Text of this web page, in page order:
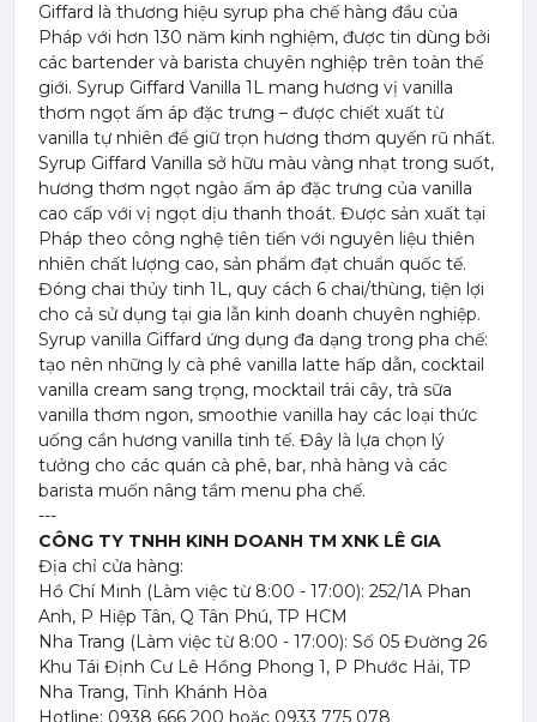
Giffard là thương hiệu syrup pha chế hàng đầu của
Pháp với hơn 130 năm kinh nghiệm, được tin dùng bởi
các bartender và barista chuyên nghiệp trên toàn thế
giới. Syrup Giffard Vanilla 1L mang hương vị vanilla
thơm ngọt ấm áp đặc trưng – được chiết xuất từ
vanilla tự nhiên để giữ trọn hương thơm quyến rũ nhất.
Syrup Giffard Vanilla sở hữu màu vàng nhạt trong suốt,
hương thơm ngọt ngào ấm áp đặc trưng của vanilla
cao cấp với vị ngọt dịu thanh thoát. Được sản xuất tại
Pháp theo công nghệ tiên tiến với nguyên liệu thiên
nhiên chất lượng cao, sản phẩm đạt chuẩn quốc tế.
Đóng chai thủy tinh 1L, quy cách 6 chai/thùng, tiện lợi
cho cả sử dụng tại gia lẫn kinh doanh chuyên nghiệp.
Syrup vanilla Giffard ứng dụng đa dạng trong pha chế:
tạo nên những ly cà phê vanilla latte hấp dẫn, cocktail
vanilla cream sang trọng, mocktail trái cây, trà sữa
vanilla thơm ngon, smoothie vanilla hay các loại thức
uống cần hương vanilla tinh tế. Đây là lựa chọn lý
tưởng cho các quán cà phê, bar, nhà hàng và các
barista muốn nâng tầm menu pha chế.
---
CÔNG TY TNHH KINH DOANH TM XNK LÊ GIA
Địa chỉ cửa hàng:
Hồ Chí Minh (Làm việc từ 8:00 - 17:00): 252/1A Phan
Anh, P Hiệp Tân, Q Tân Phú, TP HCM
Nha Trang (Làm việc từ 8:00 - 17:00): Số 05 Đường 26
Khu Tái Định Cư Lê Hồng Phong 1, P Phước Hải, TP
Nha Trang, Tỉnh Khánh Hòa
Hotline: 0938 666 200 hoặc 0933 775 078